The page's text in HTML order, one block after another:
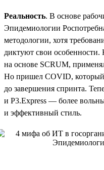
Реальность. В основе
Эпидемиологии
методологии, хотя
диктуют свои особенности.
на основе SCRUM,
Но пришел COVID, который
до завершения спринта.
и P3.Express — более
и эффективный стиль.